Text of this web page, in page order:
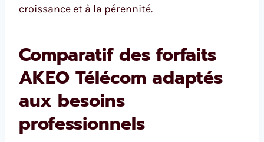
croissance et à la pérennité.
Comparatif des forfaits
AKEO Télécom adaptés
aux besoins
professionnels